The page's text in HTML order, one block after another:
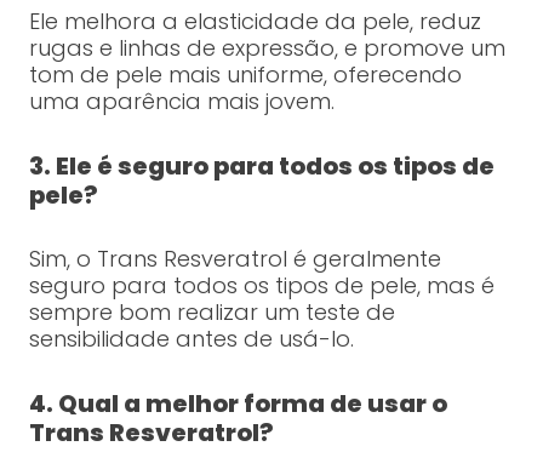
Ele melhora a elasticidade da pele, reduz
rugas e linhas de expressão, e promove um
tom de pele mais uniforme, oferecendo
uma aparência mais jovem.
3. Ele é seguro para todos os tipos de
pele?
Sim, o Trans Resveratrol é geralmente
seguro para todos os tipos de pele, mas é
sempre bom realizar um teste de
sensibilidade antes de usá-lo.
4. Qual a melhor forma de usar o
Trans Resveratrol?